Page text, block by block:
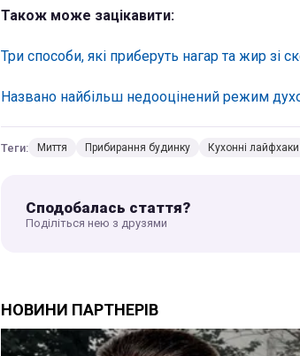
Також може зацікавити:
Три способи, які приберуть нагар та жир зі
Названо найбільш недооцінений режим
Теги: Миття Прибирання будинку Кухонні лайфхаки
Сподобалась стаття?
Поділіться нею з друзями